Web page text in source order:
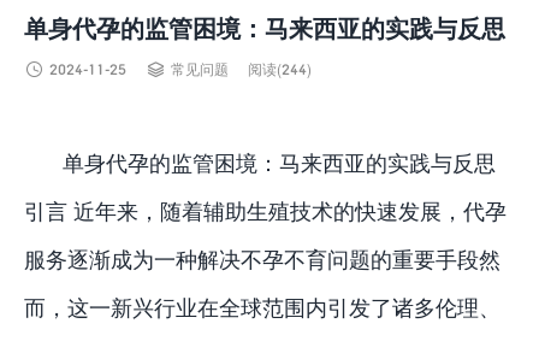
单身代孕的监管困境：马来西亚的实践与反思
 2024-11-25  常见问题 阅读(244)
单身代孕的监管困境：马来西亚的实践与反思
引言 近年来，随着辅助生殖技术的快速发展，代孕
服务逐渐成为一种解决不孕不育问题的重要手段然
而，这一新兴行业在全球范围内引发了诸多伦理、